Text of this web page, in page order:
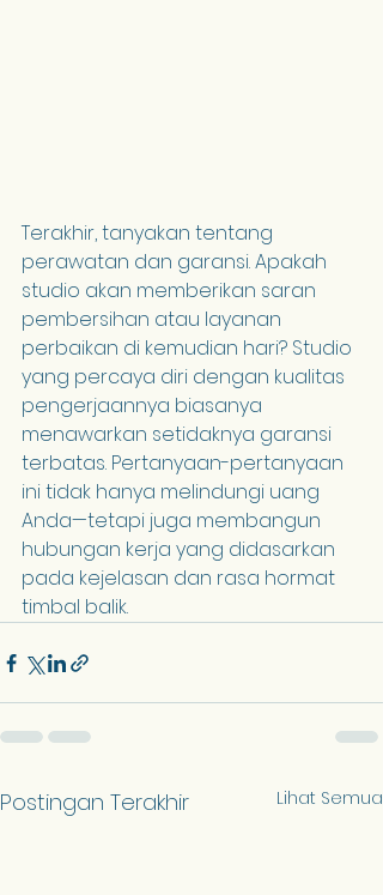
Terakhir, tanyakan tentang
perawatan dan garansi. Apakah
studio akan memberikan saran
pembersihan atau layanan
perbaikan di kemudian hari? Studio
yang percaya diri dengan kualitas
pengerjaannya biasanya
menawarkan setidaknya garansi
terbatas. Pertanyaan-pertanyaan
ini tidak hanya melindungi uang
Anda—tetapi juga membangun
hubungan kerja yang didasarkan
pada kejelasan dan rasa hormat
timbal balik.
Postingan Terakhir Lihat Semua